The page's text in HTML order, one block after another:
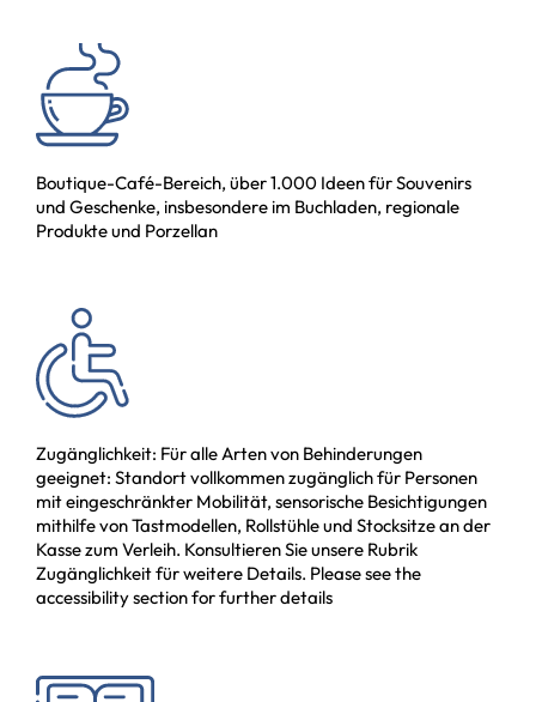
Boutique-Café-Bereich, über 1.000 Ideen für Souvenirs
und Geschenke, insbesondere im Buchladen, regionale
Produkte und Porzellan
Zugänglichkeit: Für alle Arten von Behinderungen
geeignet: Standort vollkommen zugänglich für Personen
mit eingeschränkter Mobilität, sensorische Besichtigungen
mithilfe von Tastmodellen, Rollstühle und Stocksitze an der
Kasse zum Verleih. Konsultieren Sie unsere Rubrik
Zugänglichkeit für weitere Details. Please see the
accessibility section for further details